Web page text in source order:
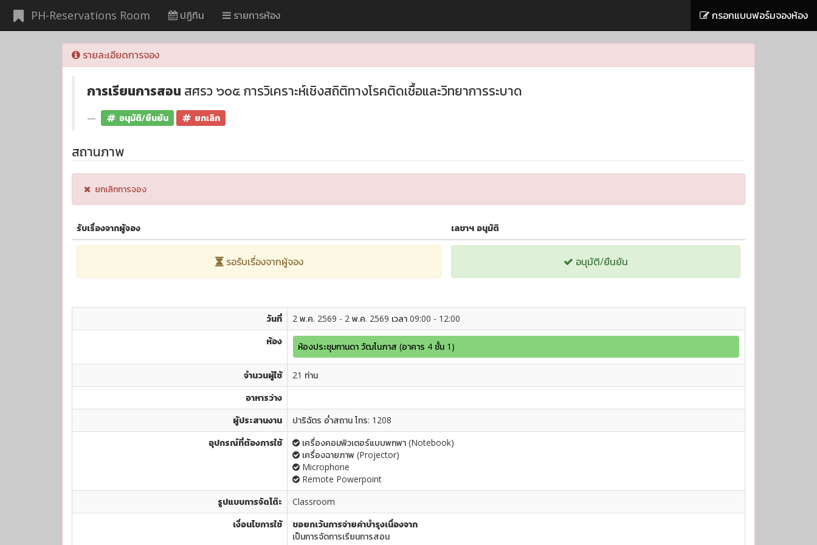
PH-Reservations Room ปฏิทิน รายการห้อง กรอกแบบฟอร์มจองห้อง
รายละเอียดการจอง
การเรียนการสอน สศรว ๖๐๕ การวิเคราะห์เชิงสถิติทางโรคติดเชื้อและวิทยาการระบาด
อนุมัติ/ยืนยัน ยกเลิก
สถานภาพ
ยกเลิกการจอง
รับเรื่องจากผู้จอง เลขาฯ อนุมัติ
รอรับเรื่องจากผู้จอง อนุมัติ/ยืนยัน
วันที่
2 พ.ค. 2569 - 2 พ.ค. 2569 เวลา 09:00 - 12:00
ห้อง
ห้องประชุมกานดา วัฒโนภาส (อาคาร 4 ชั้น 1)
จำนวนผู้ใช้
21 ท่าน
อาหารว่าง
ผู้ประสานงาน
ปาริฉัตร อ่ำสถาน โทร: 1208
อุปกรณ์ที่ต้องการใช้
เครื่องคอมพิวเตอร์แบบพกพา (Notebook)
เครื่องฉายภาพ (Projector)
Microphone
Remote Powerpoint
รูปแบบการจัดโต๊ะ
Classroom
เงื่อนไขการใช้
ขอยกเว้นการจ่ายค่าบำรุงเนื่องจาก
เป็นการจัดการเรียนการสอน